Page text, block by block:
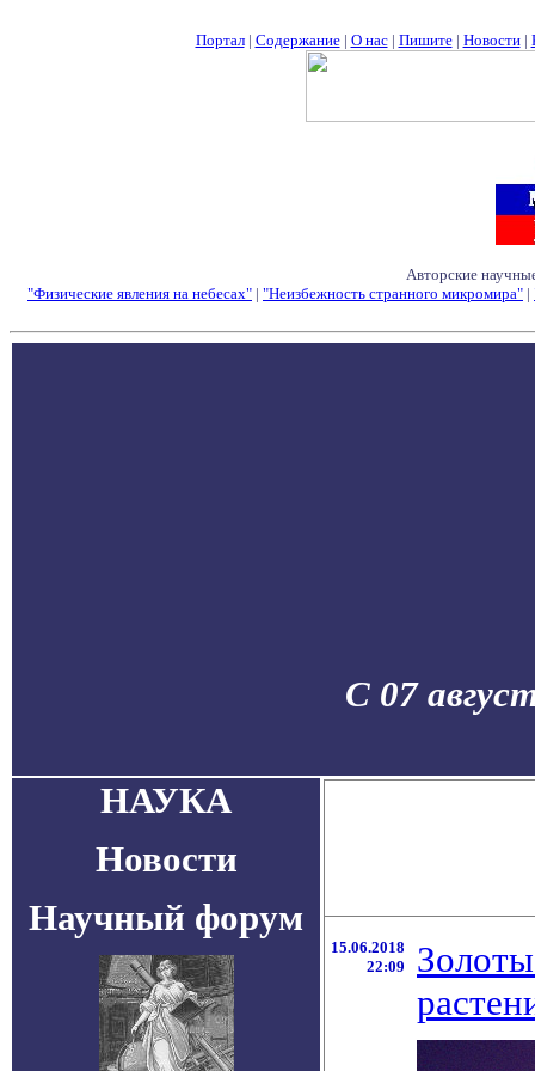
Портал| Содержание| О нас| Пишите| Новости|
Авторские
"Физические явления на небесах" | "Неизбежность странного микромира" |
С 07
НАУКА
Новости
Научный форум
15.06.2018
22:09